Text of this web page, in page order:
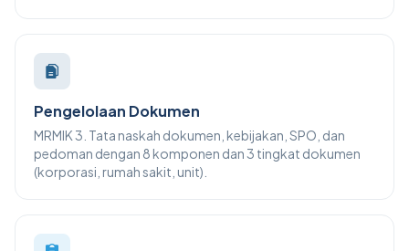
Pengelolaan Dokumen
MRMIK 3. Tata naskah dokumen, kebijakan, SPO, dan
pedoman dengan 8 komponen dan 3 tingkat dokumen
(korporasi, rumah sakit, unit).